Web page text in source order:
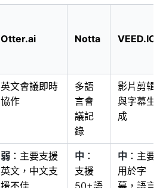
Otter.ai Notta VEED.IO
英文會議即時
協作
多語
言會
議記
錄
影片剪辑
與字幕生
成
弱 ：主要支援
英文，中文支
援不佳
中 ：
支援
50+語
中 ：主要
用於字
幕，語言